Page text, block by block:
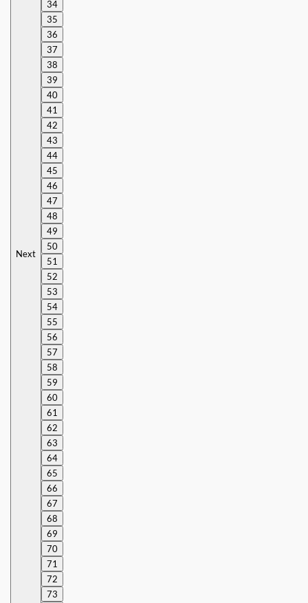
Next
34
35
36
37
38
39
40
41
42
43
44
45
46
47
48
49
50
51
52
53
54
55
56
57
58
59
60
61
62
63
64
65
66
67
68
69
70
71
72
73